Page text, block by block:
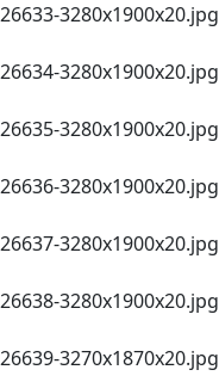
26633-3280х1900х20.jpg
26634-3280х1900х20.jpg
26635-3280х1900х20.jpg
26636-3280х1900х20.jpg
26637-3280х1900х20.jpg
26638-3280х1900х20.jpg
26639-3270х1870х20.jpg